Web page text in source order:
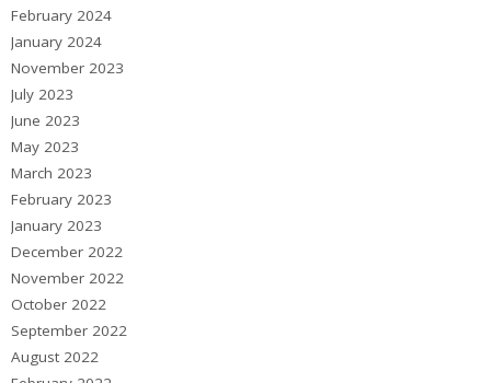
February 2024
January 2024
November 2023
July 2023
June 2023
May 2023
March 2023
February 2023
January 2023
December 2022
November 2022
October 2022
September 2022
August 2022